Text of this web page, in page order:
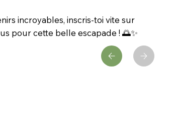
incroyables, inscris-toi vite sur
pour cette belle escapade ! 🌅✨